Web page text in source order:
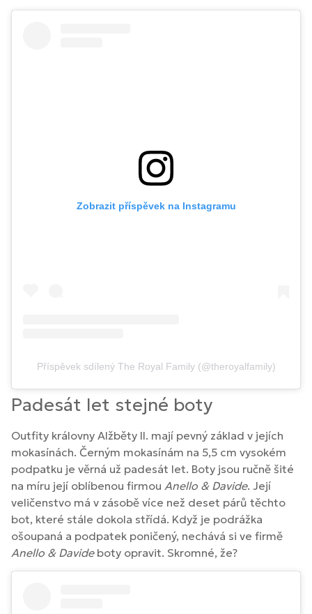
Zobrazit příspěvek na Instagramu
Příspěvek sdílený The Royal Family (@theroyalfamily)
Padesát let stejné boty
Outfity královny Alžběty II. mají pevný základ v jejích
mokasínách. Černým mokasínám na 5,5 cm vysokém
podpatku je věrná už padesát let. Boty jsou ručně šité
na míru její oblíbenou firmou Anello & Davide. Její
veličenstvo má v zásobě více než deset párů těchto
bot, které stále dokola střídá. Když je podrážka
ošoupaná a podpatek poničený, nechává si ve firmě
Anello & Davideboty opravit. Skromné, že?